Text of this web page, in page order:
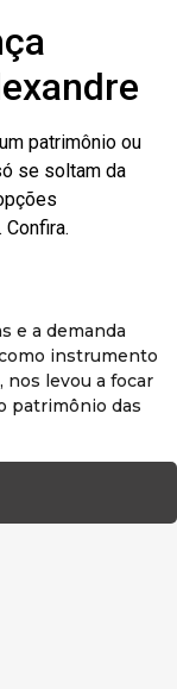
patrimônio ou
se soltam da
e a demanda
instrumento
nos levou a focar
patrimônio das